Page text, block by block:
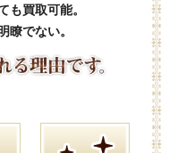
も買取可能。
瞭でない。